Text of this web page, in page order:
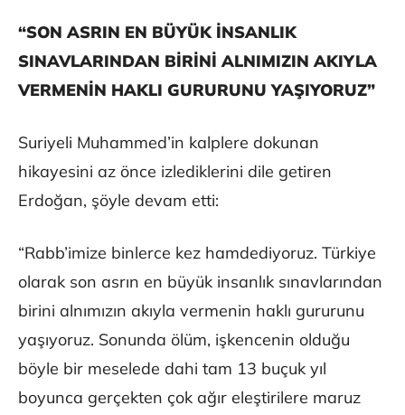
“SON ASRIN EN BÜYÜK İNSANLIK
SINAVLARINDAN BİRİNİ ALNIMIZIN AKIYLA
VERMENİN HAKLI GURURUNU YAŞIYORUZ”
Suriyeli Muhammed’in kalplere dokunan
hikayesini az önce izlediklerini dile getiren
Erdoğan, şöyle devam etti:
“Rabb’imize binlerce kez hamdediyoruz. Türkiye
olarak son asrın en büyük insanlık sınavlarından
birini alnımızın akıyla vermenin haklı gururunu
yaşıyoruz. Sonunda ölüm, işkencenin olduğu
böyle bir meselede dahi tam 13 buçuk yıl
boyunca gerçekten çok ağır eleştirilere maruz